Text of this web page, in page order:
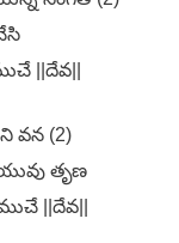
||దేవ||
వన (2)
తృణ
||దేవ||